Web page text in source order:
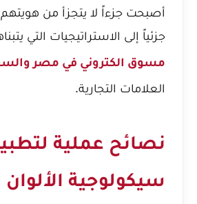
أصبحت جزءاً لا يتجزأ من
جزئياً إلى الاستراتيجيات التي
مسوق الكتروني في مصر
العلامات التجارية.
نصائح عملية
سيكولوجية الألوان